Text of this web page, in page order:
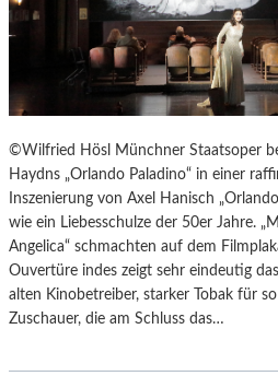
©Wilfried Hösl Münchner Staatsoper
Haydns „Orlando Paladino“ in einer
Inszenierung von Axel Hanisch
wie ein Liebesschulze der 50er Jahre.
Angelica“ schmachten auf dem
Ouvertüre indes zeigt sehr eindeutig
alten Kinobetreiber, starker Tobak für
Zuschauer, die am Schluss das…